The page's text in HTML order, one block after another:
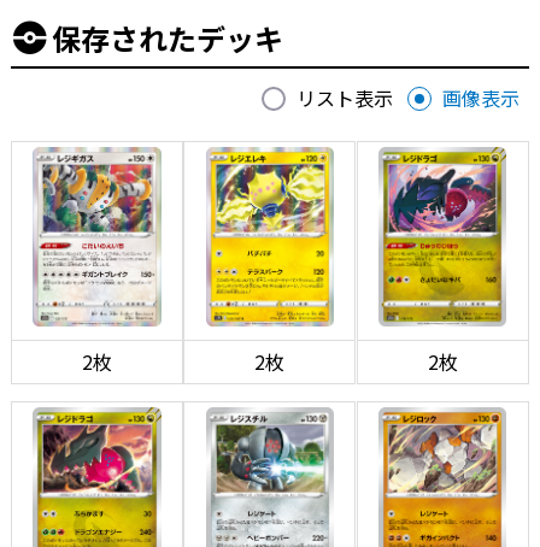
保存されたデッキ
リスト表示 画像表示
2枚 2枚 2枚